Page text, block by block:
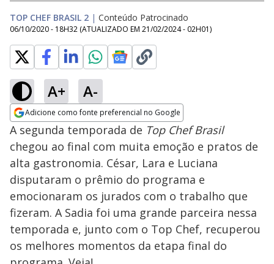
TOP CHEF BRASIL 2 | Conteúdo Patrocinado
06/10/2020 - 18H32 (ATUALIZADO EM 21/02/2024 - 02H01)
A+ A-
Adicione como fonte preferencial no Google
Opens in new window
A segunda temporada de Top Chef Brasil
chegou ao final com muita emoção e pratos de
alta gastronomia. César, Lara e Luciana
disputaram o prêmio do programa e
emocionaram os jurados com o trabalho que
fizeram. A Sadia foi uma grande parceira nessa
temporada e, junto com o Top Chef, recuperou
os melhores momentos da etapa final do